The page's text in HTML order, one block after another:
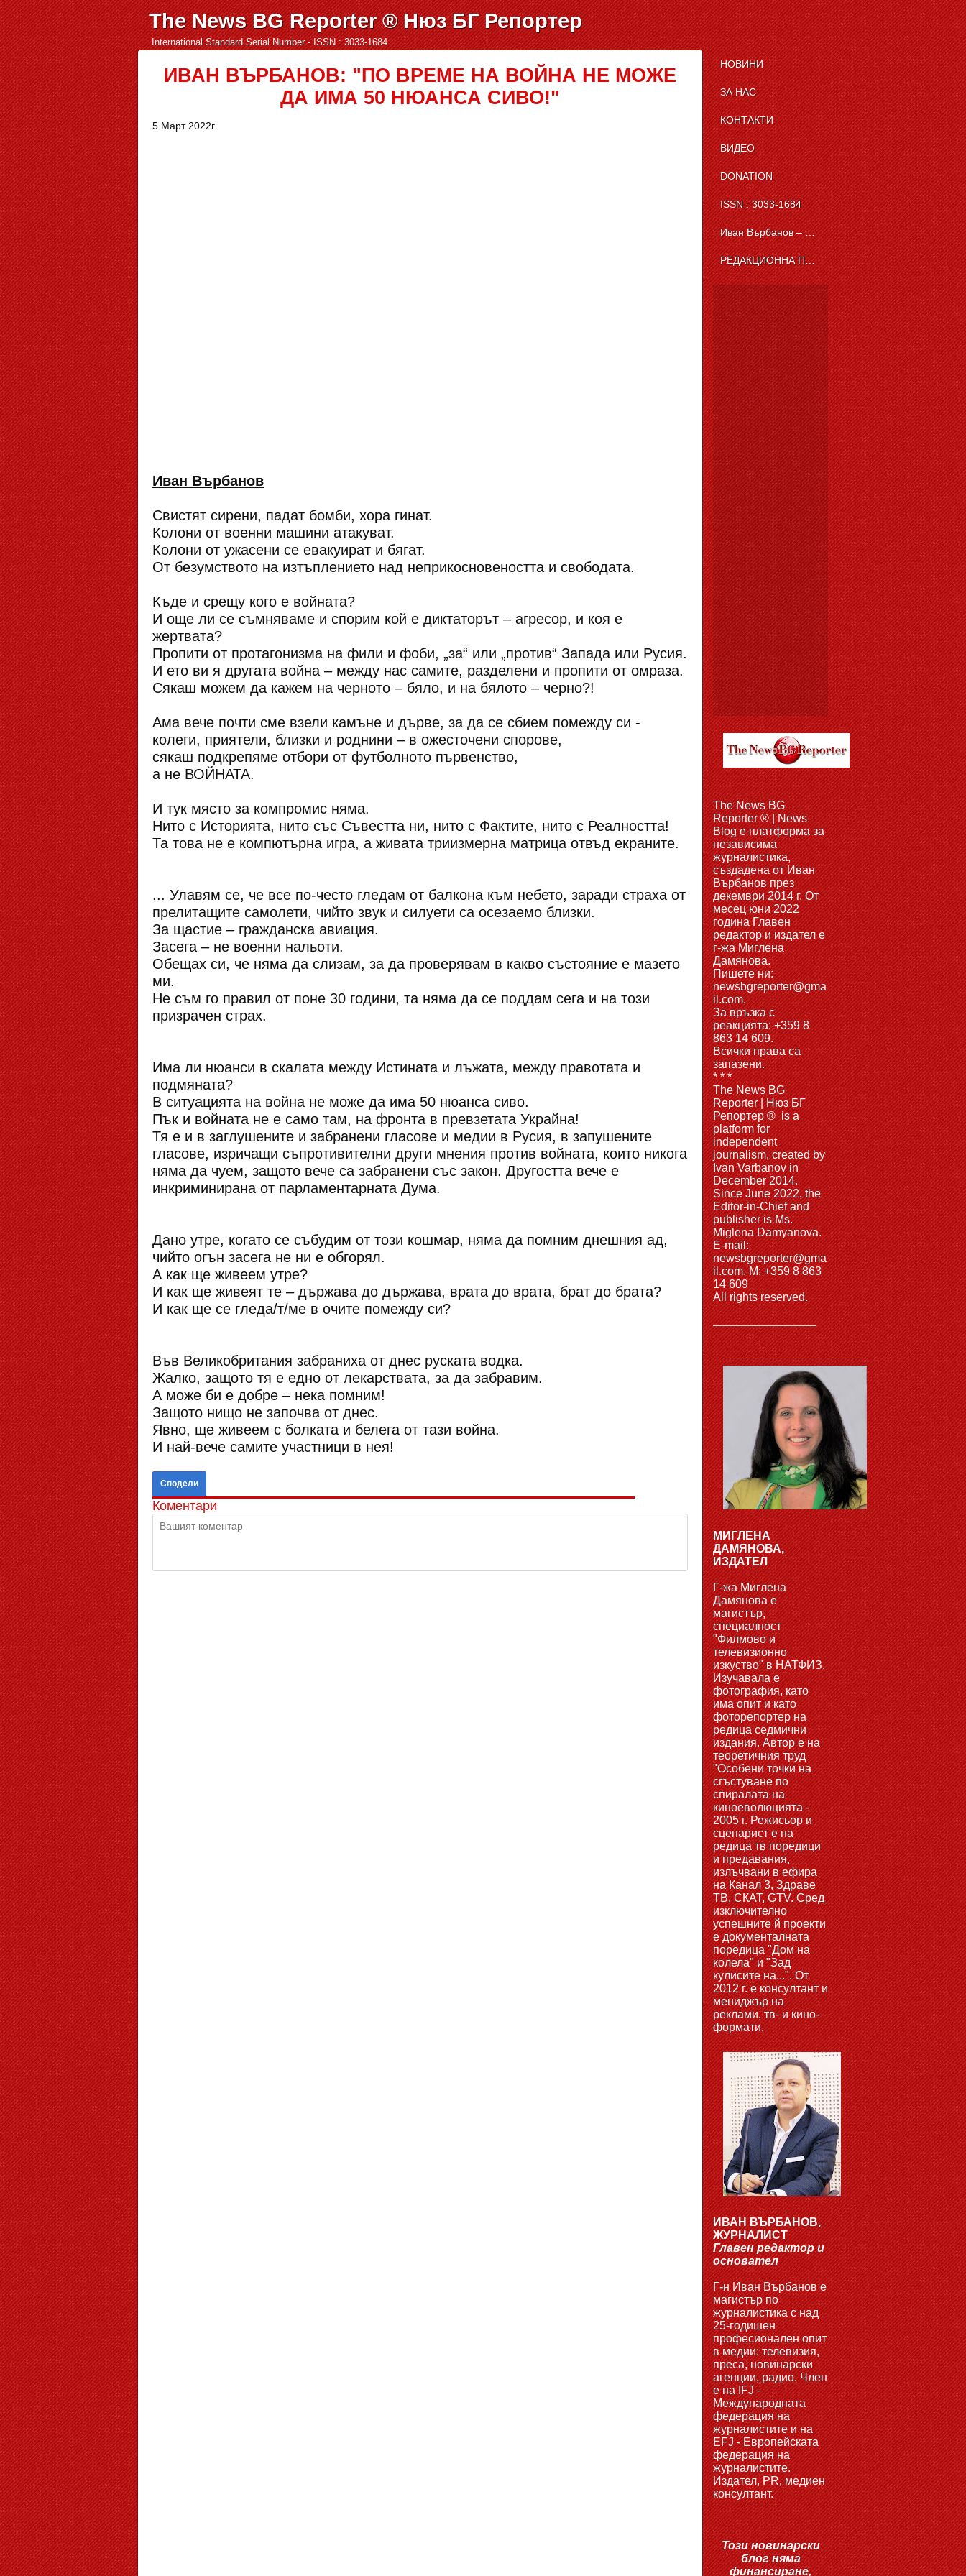
International Standard Serial Number - ISSN : 3033-1684
The News BG Reporter ® Нюз БГ Репортер
ИВАН ВЪРБАНОВ: "ПО ВРЕМЕ НА ВОЙНА НЕ МОЖЕ
ДА ИМА 50 НЮАНСА СИВО!"
5 Март 2022г.
Иван Върбанов
Свистят сирени, падат бомби, хора гинат.
Колони от военни машини атакуват.
Колони от ужасени се евакуират и бягат.
От безумството на изтъплението над неприкосновеността и свободата.
Къде и срещу кого е войната?
И още ли се съмняваме и спорим кой е диктаторът – агресор, и коя е
жертвата?
Пропити от протагонизма на фили и фоби, „за“ или „против“ Запада или Русия.
И ето ви я другата война – между нас самите, разделени и пропити от омраза.
Сякаш можем да кажем на черното – бяло, и на бялото – черно?!
Ама вече почти сме взели камъне и дърве, за да се сбием помежду си -
колеги, приятели, близки и роднини – в ожесточени спорове,
сякаш подкрепяме отбори от футболното първенство,
а не ВОЙНАТА.
И тук място за компромис няма.
Нито с Историята, нито със Съвестта ни, нито с Фактите, нито с Реалността!
Та това не е компютърна игра, а живата триизмерна матрица отвъд екраните.
... Улавям се, че все по-често гледам от балкона към небето, заради страха от
прелитащите самолети, чийто звук и силуети са осезаемо близки.
За щастие – гражданска авиация.
Засега – не военни нальоти.
Обещах си, че няма да слизам, за да проверявам в какво състояние е мазето
ми.
Не съм го правил от поне 30 години, та няма да се поддам сега и на този
призрачен страх.
Има ли нюанси в скалата между Истината и лъжата, между правотата и
подмяната?
В ситуацията на война не може да има 50 нюанса сиво.
Пък и войната не е само там, на фронта в превзетата Украйна!
Тя е и в заглушените и забранени гласове и медии в Русия, в запушените
гласове, изричащи съпротивителни други мнения против войната, които никога
няма да чуем, защото вече са забранени със закон. Другостта вече е
инкриминирана от парламентарната Дума.
Дано утре, когато се събудим от този кошмар, няма да помним днешния ад,
чийто огън засега не ни е обгорял.
А как ще живеем утре?
И как ще живеят те – държава до държава, врата до врата, брат до брата?
И как ще се гледа/т/ме в очите помежду си?
Във Великобритания забраниха от днес руската водка.
Жалко, защото тя е едно от лекарствата, за да забравим.
А може би е добре – нека помним!
Защото нищо не започва от днес.
Явно, ще живеем с болката и белега от тази война.
И най-вече самите участници в нея!
Сподели
Коментари
НОВИНИ
ЗА НАС
КОНТАКТИ
ВИДЕО
DONATION
ISSN : 3033-1684
Иван Върбанов – журналист | The News BG Reporter
РЕДАКЦИОННА ПОЛИТИКА НА THE NEWS BG REPORTER
The News BG
Reporter ® | News
Blog e платформа за
независима
журналистика,
създадена от Иван
Върбанов през
декември 2014 г. От
месец юни 2022
година Главен
редактор и издател е
г-жа Миглена
Дамянова.
Пишете ни:
newsbgreporter@gma
il.com.
За връзка с
реакцията: +359 8
863 14 609.
Всички права са
запазени.
* * *
The News BG
Reporter | Нюз БГ
Репортер ® is a
platform for
independent
journalism, created by
Ivan Varbanov in
December 2014.
Since June 2022, the
Editor-in-Chief and
publisher is Ms.
Miglena Damyanova.
Е-mail:
newsbgreporter@gma
il.com. M: +359 8 863
14 609
All rights reserved.
МИГЛЕНА
ДАМЯНОВА,
ИЗДАТЕЛ
Г-жа Миглена
Дамянова е
магистър,
специалност
"Филмово и
телевизионно
изкуство" в НАТФИЗ.
Изучавала е
фотография, като
има опит и като
фоторепортер на
редица седмични
издания. Автор е на
теоретичния труд
"Особени точки на
сгъстуване по
спиралата на
киноеволюцията -
2005 г. Режисьор и
сценарист е на
редица тв поредици
и предавания,
излъчвани в ефира
на Канал 3, Здраве
ТВ, СКАТ, GTV. Сред
изключително
успешните й проекти
е документалната
поредица "Дом на
колела" и "Зад
кулисите на...". От
2012 г. е консултант и
мениджър на
реклами, тв- и кино-
формати.
ИВАН ВЪРБАНОВ,
ЖУРНАЛИСТ
Главен редактор и
основател
Г-н Иван Върбанов е
магистър по
журналистика с над
25-годишен
професионален опит
в медии: телевизия,
преса, новинарски
агенции, радио. Член
е на IFJ -
Международната
федерация на
журналистите и на
EFJ - Европейската
федерация на
журналистите.
Издател, PR, медиен
консултант.
Този новинарски
блог няма
финансиране,